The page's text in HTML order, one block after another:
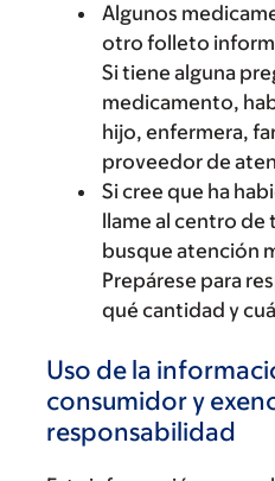
Algunos
otro folleto
Si tiene alguna
medicamento,
hijo, enfermera,
proveedor de
Si cree que ha
llame al centro
busque atención
Prepárese para
qué cantidad y
Uso de la
consumidor y
responsabilidad